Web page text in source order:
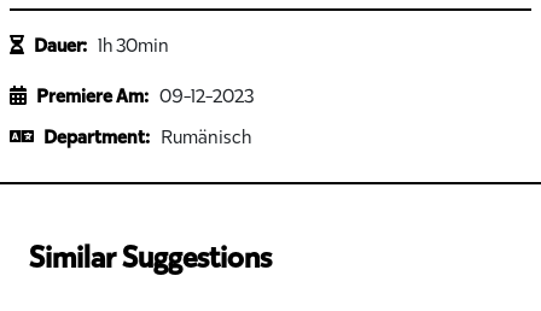
Dauer: 1h 30min
Premiere Am: 09-12-2023
Department: Rumänisch
Similar Suggestions